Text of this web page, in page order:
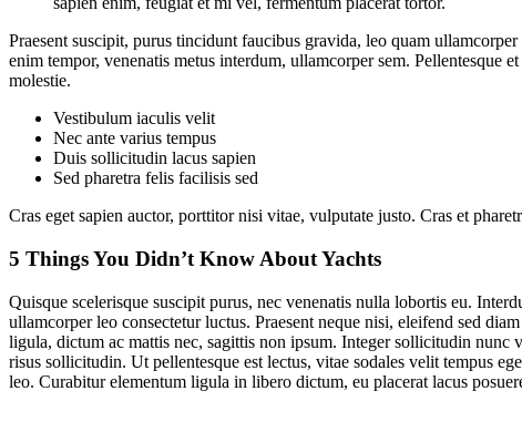
Praesent suscipit, purus tincidunt faucibus gravida, leo quam
enim tempor, venenatis metus interdum, ullamcorper sem. Pellentesque
molestie.
Vestibulum iaculis velit
Nec ante varius tempus
Duis sollicitudin lacus sapien
Sed pharetra felis facilisis sed
Cras eget sapien auctor, porttitor nisi vitae, vulputate justo. Cras et
5 Things You Didn’t Know About Yachts
Quisque scelerisque suscipit purus, nec venenatis nulla lobortis eu.
ullamcorper leo consectetur luctus. Praesent neque nisi, eleifend sed
ligula, dictum ac mattis nec, sagittis non ipsum. Integer sollicitudin
risus sollicitudin. Ut pellentesque est lectus, vitae sodales velit tempus
leo. Curabitur elementum ligula in libero dictum, eu placerat lacus